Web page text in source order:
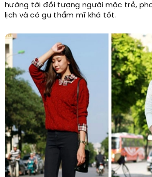
hướng tới đối tượng người mặc trẻ,
lịch và có gu thẩm mĩ khá tốt.